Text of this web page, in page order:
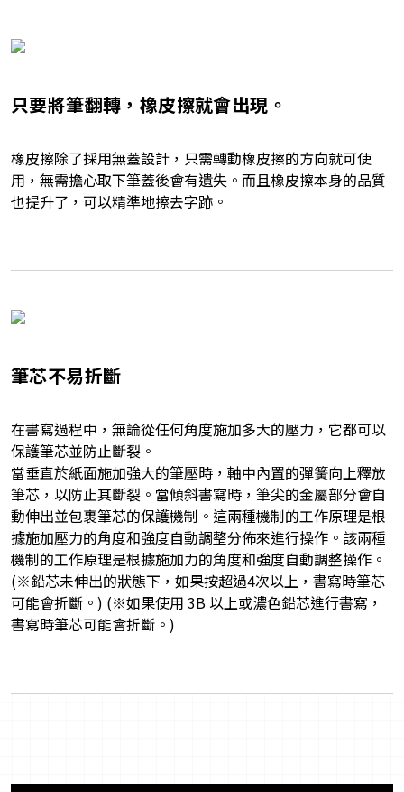
只要將筆翻轉，橡皮擦就會出現。
橡皮擦除了採用無蓋設計，只需轉動橡皮擦的方向就可使
用，無需擔心取下筆蓋後會有遺失。而且橡皮擦本身的品質
也提升了，可以精準地擦去字跡。
筆芯不易折斷
在書寫過程中，無論從任何角度施加多大的壓力，它都可以
保護筆芯並防止斷裂。
當垂直於紙面施加強大的筆壓時，軸中內置的彈簧向上釋放
筆芯，以防止其斷裂。當傾斜書寫時，筆尖的金屬部分會自
動伸出並包裹筆芯的保護機制。這兩種機制的工作原理是根
據施加壓力的角度和強度自動調整分佈來進行操作。該兩種
機制的工作原理是根據施加力的角度和強度自動調整操作。
(※鉛芯未伸出的狀態下，如果按超過4次以上，書寫時筆芯
可能會折斷。) (※如果使用 3B 以上或濃色鉛芯進行書寫，
書寫時筆芯可能會折斷。)